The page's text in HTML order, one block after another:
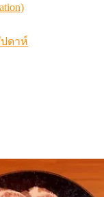
ดาห์